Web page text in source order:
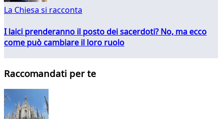
La Chiesa si racconta
I laici prenderanno il posto dei sacerdoti? No, ma ecco
come può cambiare il loro ruolo
Raccomandati per te